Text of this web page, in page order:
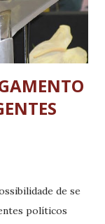
Roda foi criado
de se
políticos